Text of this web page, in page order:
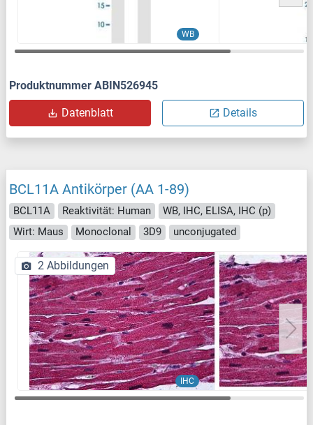
WB
Produktnummer ABIN526945
Datenblatt Details
BCL11A Antikörper (AA 1-89)
BCL11A Reaktivität: Human
WB, IHC, ELISA, IHC (p)
Wirt: Maus
Monoclonal 3D9 unconjugated
IHC
2 Abbildungen